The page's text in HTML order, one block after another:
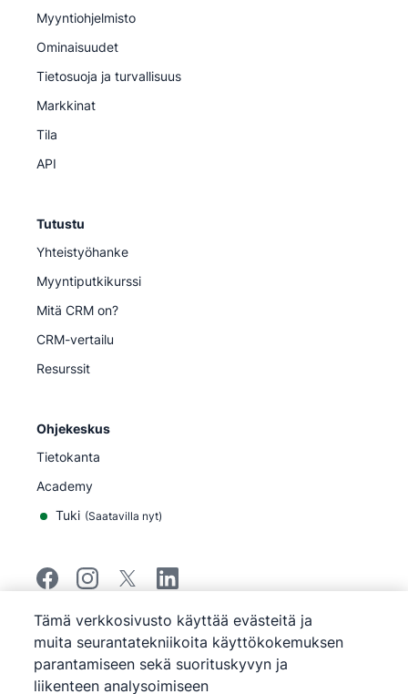
Myyntiohjelmisto
Ominaisuudet
Tietosuoja ja turvallisuus
Markkinat
Tila
API
Tutustu
Yhteistyöhanke
Myyntiputkikurssi
Mitä CRM on?
CRM-vertailu
Resurssit
Ohjekeskus
Tietokanta
Academy
Tuki (Saatavilla nyt)
©2026Pipedrive
Pipedrive
Käyttöehdot
Pipedrive
Tietosuojailmoitus
Sivukartta
Tämä verkkosivusto käyttää evästeitä ja
muita seurantatekniikoita käyttökokemuksen
parantamiseen sekä suorituskyvyn ja
liikenteen analysoimiseen